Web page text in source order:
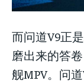
而问道V9正
磨出来的答
舰MPV。问